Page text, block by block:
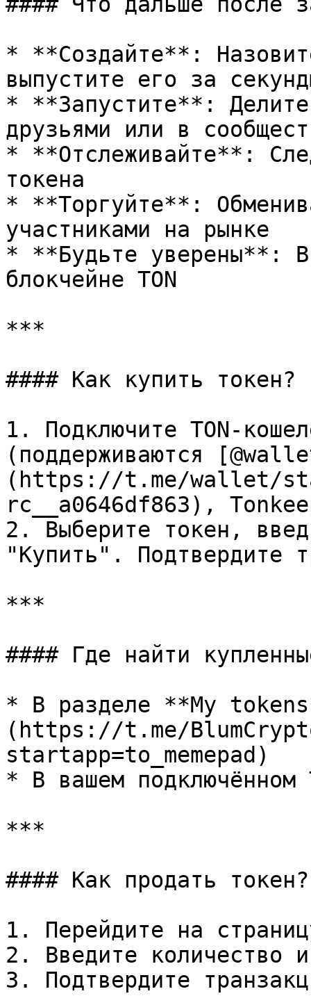
* **Создайте**:
выпустите его за
* **Запустите**:
друзьями или в
* **Отслеживайте**:
токена
* **Торгуйте**:
участниками на рынке
* **Будьте уверены**:
блокчейне TON
***
#### Как купить токен?
1. Подключите TON-
(поддерживаются
(https://t.me/wallet/
rc__a0646df863),
2. Выберите токен,
"Купить". Подтвердите
***
#### Где найти
* В разделе **My
(https://t.me/
startapp=to_memepad)
* В вашем подключённом
***
#### Как продать токен?
1. Перейдите на
2. Введите количество
3. Подтвердите